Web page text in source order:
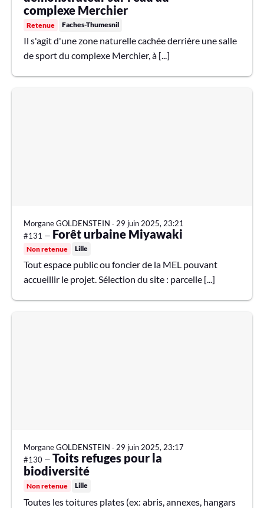
complexe Merchier
Retenue Faches-Thumesnil
Il s'agit d'une zone naturelle cachée derrière une salle
de sport du complexe Merchier, à [...]
Morgane GOLDENSTEIN ∙ 29 juin 2025, 23:21
#131 — Forêt urbaine Miyawaki
Non retenue Lille
Tout espace public ou foncier de la MEL pouvant
accueillir le projet. Sélection du site : parcelle [...]
Morgane GOLDENSTEIN ∙ 29 juin 2025, 23:17
#130 — Toits refuges pour la
biodiversité
Non retenue Lille
Toutes les toitures plates (ex: abris, annexes, hangars